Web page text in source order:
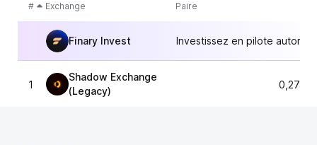
# Exchange Paire
Finary Invest Investissez en pilote
1
Shadow Exchange
(Legacy)